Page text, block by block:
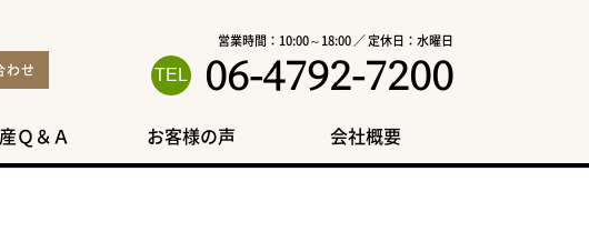
わせ
営業時間：10:00～18:00 ／ 定休日：水曜日
06-4792-7200
Ｑ＆Ａ お客様の声 会社概要